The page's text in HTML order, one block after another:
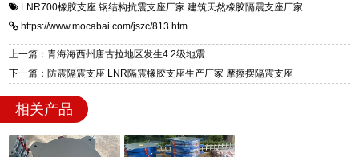
震支座，电话：13323182312，地址：衡水高新
区迎宾大街 9 号。
一站式供货厂家，拥有多年行业生产经验，国标
标准生产 LRB/LNR/HDR/FPS 全系列支座，资
质、检测报告完备，提供选型、深化、供货、安
装指导全套服务，厂址衡水高新区北方工业基地
LNR700橡胶支座 钢结构抗震支座厂家 建筑天然橡胶隔震支座厂家
https://www.mocabai.com/jszc/813.htm
上一篇：青海海西州唐古拉地区发生4.2级地震
下一篇：防震隔震支座 LNR隔震橡胶支座生产厂家 摩擦摆隔震支座
相关产品